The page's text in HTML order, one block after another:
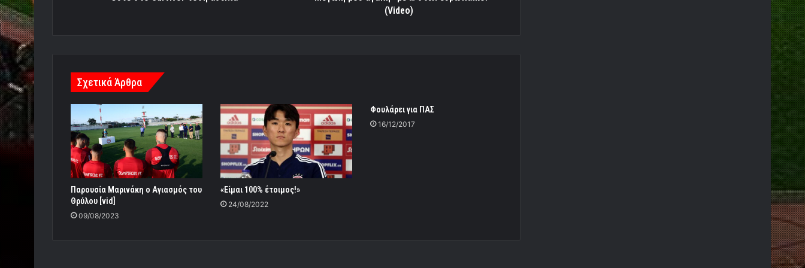
(Video)
Σχετικά Άρθρα
Παρουσία Μαρινάκη ο Αγιασμός του
Θρύλου [vid]
09/08/2023
«Είμαι 100% έτοιμος!»
24/08/2022
Φουλάρει για ΠΑΣ
16/12/2017